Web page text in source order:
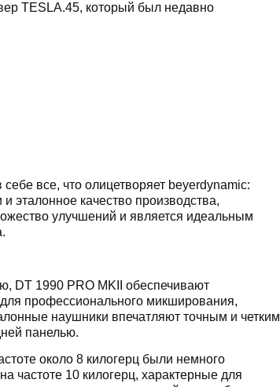
TESLA.45, который был недавно
все, что олицетворяет beyerdynamic:
эталонное качество производства,
улучшений и является идеальным
DT 1990 PRO MKII обеспечивают
профессионального микширования,
наушники впечатляют точным и четким
панелью.
около 8 килогерц были немного
10 килогерц, характерные для